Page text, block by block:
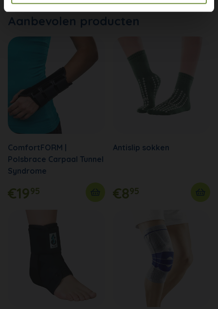
Aanbevolen producten
ComfortFORM |
Polsbrace Carpaal Tunnel
Syndrome
€1995
Antislip sokken
€895